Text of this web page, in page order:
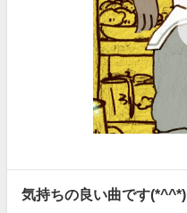
気持ちの良い曲です(*^^*)